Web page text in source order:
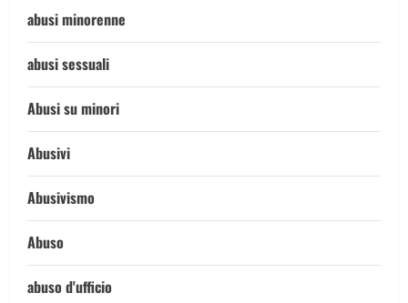
abusi minorenne
abusi sessuali
Abusi su minori
Abusivi
Abusivismo
Abuso
abuso d'ufficio